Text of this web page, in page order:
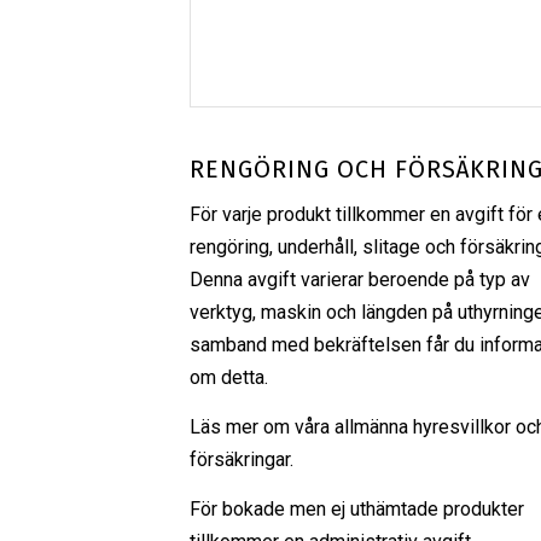
RENGÖRING OCH FÖRSÄKRING
För varje produkt tillkommer en avgift för
rengöring, underhåll, slitage och
Denna avgift varierar beroende på typ av
verktyg, maskin och längden på
samband med bekräftelsen får du
om detta.
Läs mer om våra allmänna hyresvillkor
försäkringar.
För bokade men ej uthämtade produkter